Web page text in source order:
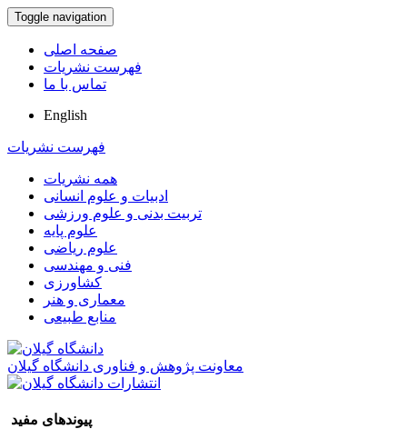
Toggle navigation
صفحه اصلی
فهرست نشریات
تماس با ما
English
فهرست نشریات
همه نشریات
ادبیات و علوم انسانی
تربیت بدنی و علوم ورزشی
علوم پایه
علوم ریاضی
فنی و مهندسی
کشاورزی
معماری و هنر
منابع طبیعی
معاونت پژوهش و فناوری دانشگاه گیلان
پیوندهای مفید